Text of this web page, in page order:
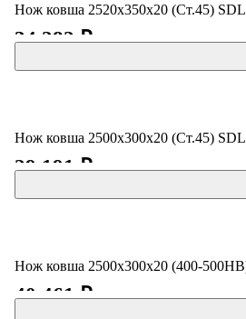
Нож ковша 2520х350х20 (Ст.45)
34 282 ₽
Нож ковша 2500x300x20 (Ст.45)
29 191 ₽
Нож ковша 2500x300x20 (400-
40 461 ₽